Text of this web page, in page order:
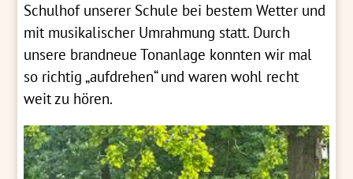
Schulhof unserer Schule bei bestem Wetter und
mit musikalischer Umrahmung statt. Durch
unsere brandneue Tonanlage konnten wir mal
so richtig „aufdrehen“ und waren wohl recht
weit zu hören.